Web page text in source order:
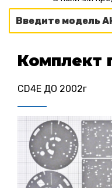
Комплект
CD4E ДО 2002г